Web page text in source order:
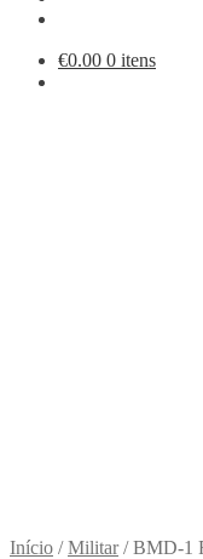
€0.00 0 itens
Início /Militar/BMD-1